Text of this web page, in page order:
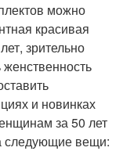
можно
красивая
зрительно
женственность
и новинках
за 50 лет
следующие вещи: